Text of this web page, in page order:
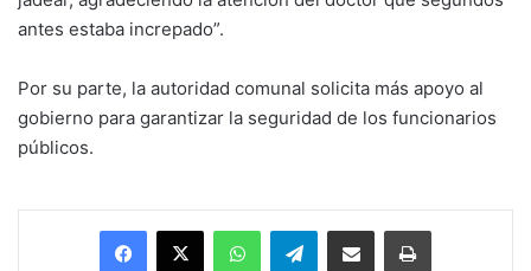
antes estaba increpado”.
Por su parte, la autoridad comunal solicita más apoyo al
gobierno para garantizar la seguridad de los funcionarios
públicos.
Facebook
X WhatsAppTelegramEnviar vía email Imprimir